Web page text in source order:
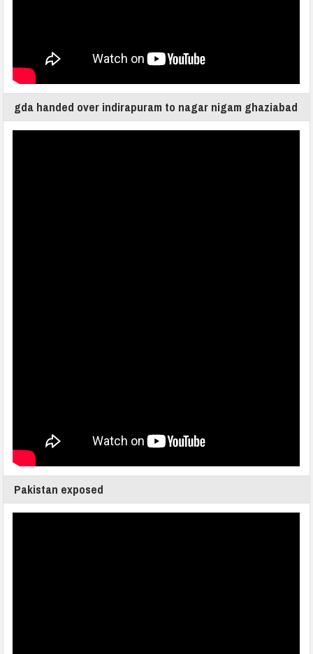
gda handed over indirapuram to nagar nigam ghaziabad
Pakistan exposed